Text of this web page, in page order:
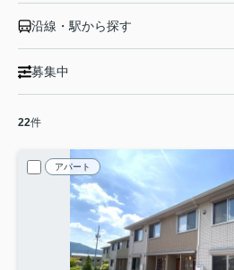
沿線・駅から探す
募集中
22件
アパート